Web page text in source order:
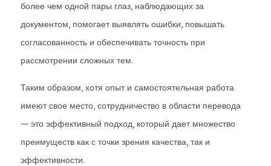
более чем одной пары глаз, наблюдающих за
документом, помогает выявлять ошибки, повышать
согласованность и обеспечивать точность при
рассмотрении сложных тем.
Таким образом, хотя опыт и самостоятельная работа
имеют свое место, сотрудничество в области перевода
— это эффективный подход, который дает множество
преимуществ как с точки зрения качества, так и
эффективности.